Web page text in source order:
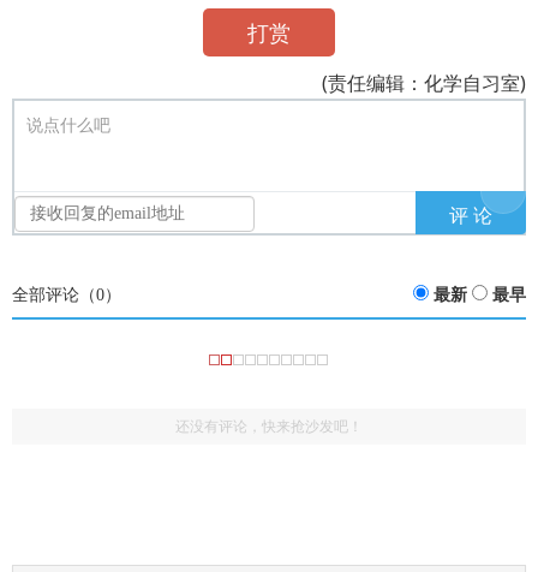
打赏
(责任编辑：化学自习室)
说点什么吧
全部评论（0） 最新 最早
还没有评论，快来抢沙发吧！